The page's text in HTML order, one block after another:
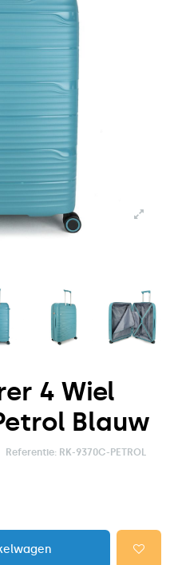
4 Wiel
Blauw
Referentie: RK-9370C-PETROL